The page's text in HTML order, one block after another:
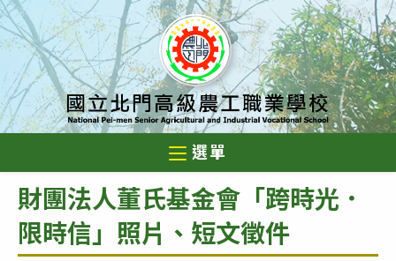
跳
轉
主
要
內
選單
財團法人董氏基金會「跨時光．
限時信」照片、短文徵件